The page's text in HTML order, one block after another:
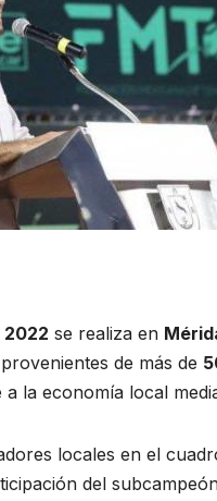
2022 se realiza en
de más de
la economía local
locales en el
del